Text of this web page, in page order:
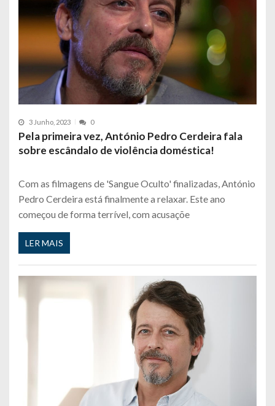
3 Junho, 2023 0
Pela primeira vez, António Pedro Cerdeira fala
sobre escândalo de violência doméstica!
Com as filmagens de 'Sangue Oculto' finalizadas, António
Pedro Cerdeira está finalmente a relaxar. Este ano
começou de forma terrível, com acusaçõe
LER MAIS